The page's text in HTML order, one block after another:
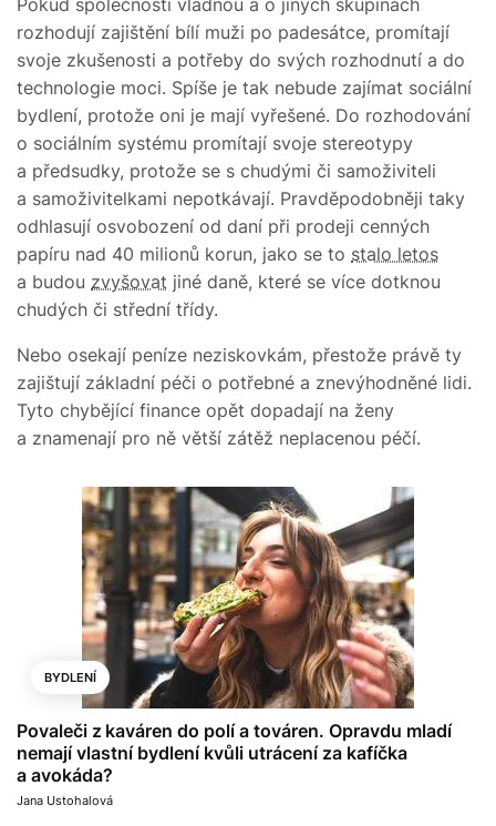
Pokud společnosti vládnou a o jiných skupinách
rozhodují zajištění bílí muži po padesátce, promítají
svoje zkušenosti a potřeby do svých rozhodnutí a do
technologie moci. Spíše je tak nebude zajímat sociální
bydlení, protože oni je mají vyřešené. Do rozhodování
o sociálním systému promítají svoje stereotypy
a předsudky, protože se s chudými či samoživiteli
a samoživitelkami nepotkávají. Pravděpodobněji taky
odhlasují osvobození od daní při prodeji cenných
papíru nad 40 milionů korun, jako se to stalo letos
a budou zvyšovat jiné daně, které se více dotknou
chudých či střední třídy.
Nebo osekají peníze neziskovkám, přestože právě ty
zajištují základní péči o potřebné a znevýhodněné lidi.
Tyto chybějící finance opět dopadají na ženy
a znamenají pro ně větší zátěž neplacenou péčí.
BYDLENÍ
Povaleči z kaváren do polí a továren. Opravdu mladí
nemají vlastní bydlení kvůli utrácení za kafíčka
a avokáda?
Jana Ustohalová